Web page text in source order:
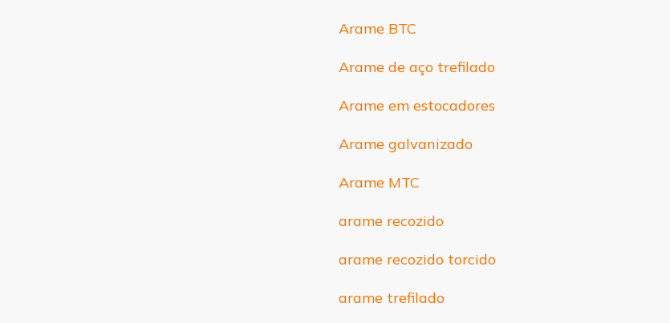
Arame BTC
Arame de aço trefilado
Arame em estocadores
Arame galvanizado
Arame MTC
arame recozido
arame recozido torcido
arame trefilado